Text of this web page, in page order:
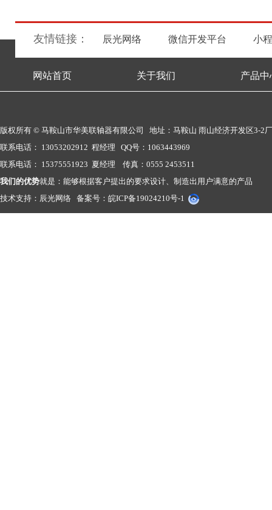
友情链接： 辰光网络 微信开发平台 小
网站首页 关于我们 产品中
版权所有 © 马鞍山市华美联轴器有限公司 地址：马鞍山 雨山经济开发区3-2
联系电话： 13053202912 程经理 QQ号：1063443969
联系电话： 15375551923 夏经理 传真：0555 2453511
我们的优势就是：能够根据客户提出的要求设计、制造出用户满意的产品
技术支持： 辰光网络 备案号： 皖ICP备19024210号-1